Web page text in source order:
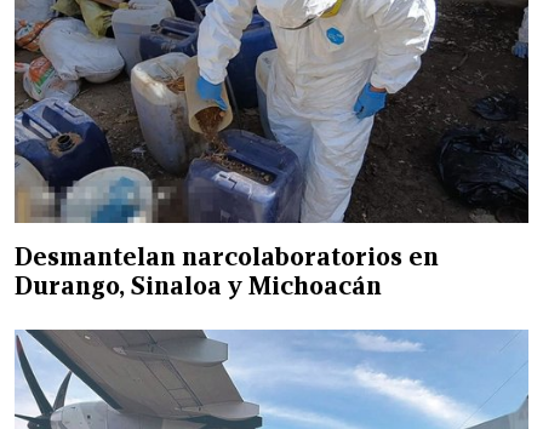
Desmantelan narcolaboratorios en
Durango, Sinaloa y Michoacán